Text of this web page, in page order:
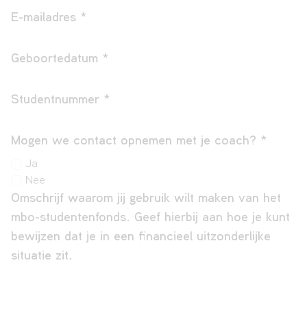
E-mailadres *
Geboortedatum *
Studentnummer *
Mogen we contact opnemen met je coach? *
Ja
Nee
Omschrijf waarom jij gebruik wilt maken van het
mbo-studentenfonds. Geef hierbij aan hoe je kunt
bewijzen dat je in een financieel uitzonderlijke
situatie zit.